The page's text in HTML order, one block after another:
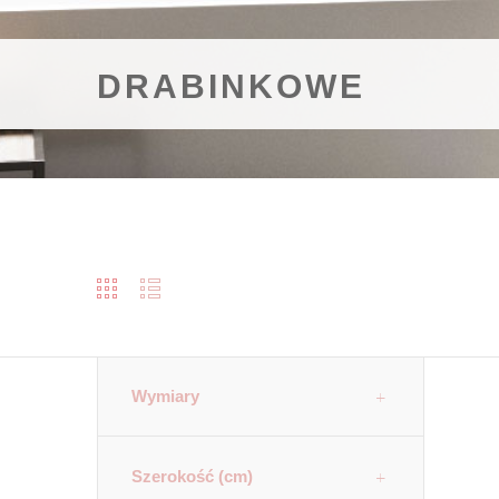
DRABINKOWE
Wymiary
Szerokość (cm)